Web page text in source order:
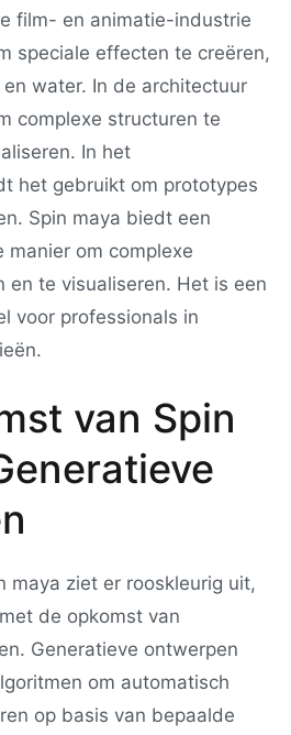
film- en animatie-industrie
speciale effecten te creëren,
water. In de architectuur
complexe structuren te
In het
het gebruikt om prototypes
Spin maya biedt een
manier om complexe
en te visualiseren. Het is een
voor professionals in
van Spin
maya ziet er rooskleurig uit,
de opkomst van
Generatieve ontwerpen
om automatisch
op basis van bepaalde